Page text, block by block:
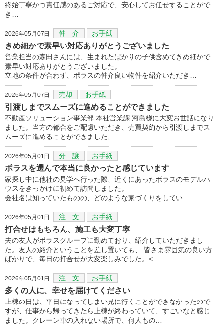
終始丁寧かつ責任感のあるご対応で、安心してお任せすることがで
き…
2026年05月07日 仲 介 お手紙
きめ細かで素早い対応ありがとうございました
営業担当の森田さんには、生まれたばかりの子供含めてきめ細かで
素早い対応ありがとうございました。
立地の条件が合わず、ポラスの仲介良い物件を紹介いただき…
2026年05月07日 売却 お手紙
引渡しまでスムーズに進めることができました
不動産ソリューション事業部 本社営業課 河島様に大変お世話になり
ました。当方の都合をご配慮いただき、売買契約から引渡しまでス
ムーズに進めることができました。
2026年05月01日 分 譲 お手紙
ポラスを選んで本当に良かったと感じています
家探し中に他社の見学へ行った際、近くにあったボラスのモデルハ
ウスをきっかけに初めて訪問しました。
会社名は知っていたものの、どのような家づくりをしてい…
2026年05月01日 注 文 お手紙
打合せはもちろん、施工も大変丁寧
夫の友人がポラスグループに勤めており、紹介していただきまし
た。友人の紹介ということを差し置いても、 皆さま雰囲気の良い方
ばかりで、毎日の打合せが大変楽しみでした。<…
2026年05月01日 注 文 お手紙
多くの人に、幸せを届けてください
上棟の日は、平日になってしまい見に行くことができなかったので
すが、仕事から帰ってきたら上棟が終わっていて、すごいなと感じ
ました。クレーン車の入れない場所で、何人もの…